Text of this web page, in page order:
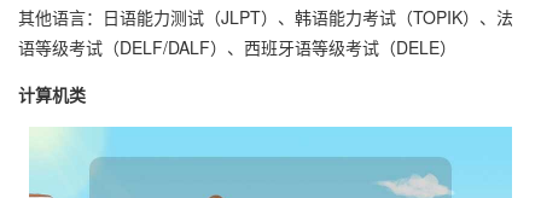
其他语言：日语能力测试（JLPT）、韩语能力考试（TOPIK）、法
语等级考试（DELF/DALF）、西班牙语等级考试（DELE）
计算机类